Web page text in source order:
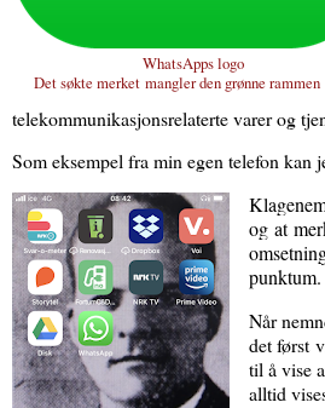
WhatsApps logo
Det søkte merketmangler den grønne
telekommunikasjonsrelaterte varer og
Som eksempel fra min egen telefon
og at
punktum.
Når
det først
til å vise
alltid